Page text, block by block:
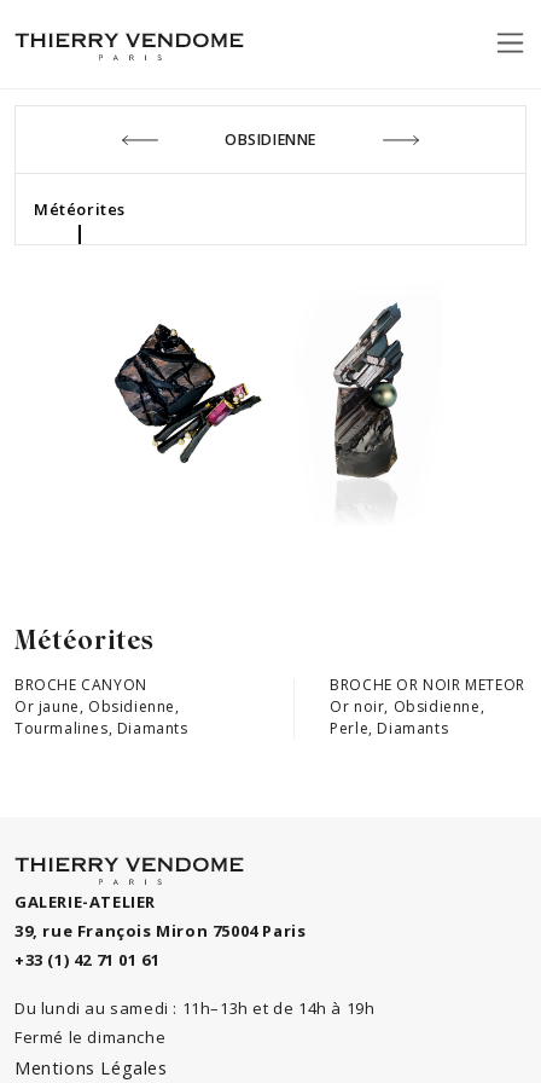
OBSIDIENNE
Météorites
Météorites
BROCHE CANYON
Or jaune, Obsidienne,
Tourmalines, Diamants
BROCHE OR NOIR METEOR
Or noir, Obsidienne,
Perle, Diamants
GALERIE-ATELIER
39, rue François Miron 75004 Paris
+33 (1) 42 71 01 61
Du lundi au samedi : 11h–13h et de 14h à 19h
Fermé le dimanche
Mentions Légales